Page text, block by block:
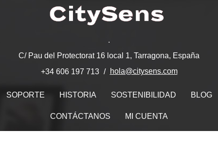
.
C/ Pau del Protectorat 16 local 1, Tarragona, España
+34 606 197 713
hola@citysens.com
SOPORTE HISTORIA SOSTENIBILIDAD BLOG
CONTÁCTANOS MI CUENTA